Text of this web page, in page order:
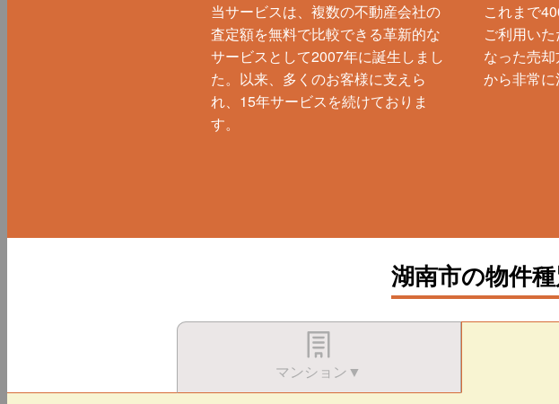
当サービスは、複数の不動産会社の
査定額を無料で比較できる革新的な
サービスとして2007年に誕生しまし
た。以来、多くのお客様に支えら
れ、15年サービスを続けておりま
す。
これまで
ご利用い
なった売
から非常に
湖南市の物件
マンション▼